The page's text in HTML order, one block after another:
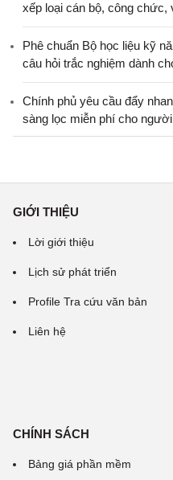
xếp loại cán bộ, công chức,
Phê chuẩn Bộ học liệu kỹ
câu hỏi trắc nghiệm dành
Chính phủ yêu cầu đẩy
sàng lọc miễn phí cho
GIỚI THIỆU
Lời giới thiệu
Lịch sử phát triển
Profile Tra cứu văn bản
Liên hệ
CHÍNH SÁCH
Bảng giá phần mềm